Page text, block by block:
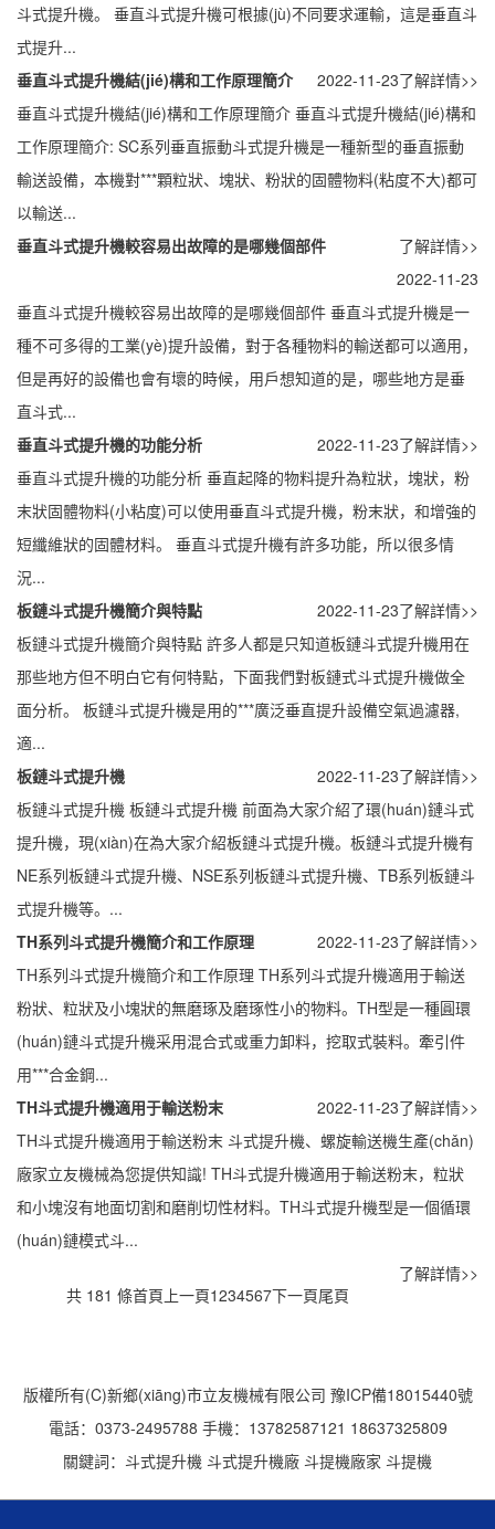
斗式提升機。 垂直斗式提升機可根據(jù)不同要求運輸，這是垂直斗
式提升...
了解詳情>>
垂直斗式提升機結(jié)構和工作原理簡介
2022-11-23
垂直斗式提升機結(jié)構和工作原理簡介 垂直斗式提升機結(jié)構和
工作原理簡介: SC系列垂直振動斗式提升機是一種新型的垂直振動
輸送設備，本機對***顆粒狀、塊狀、粉狀的固體物料(粘度不大)都可
以輸送...
了解詳情>>
垂直斗式提升機較容易出故障的是哪幾個部件
2022-11-23
垂直斗式提升機較容易出故障的是哪幾個部件 垂直斗式提升機是一
種不可多得的工業(yè)提升設備，對于各種物料的輸送都可以適用，
但是再好的設備也會有壞的時候，用戶想知道的是，哪些地方是垂
直斗式...
了解詳情>>
垂直斗式提升機的功能分析
2022-11-23
垂直斗式提升機的功能分析 垂直起降的物料提升為粒狀，塊狀，粉
末狀固體物料(小粘度)可以使用垂直斗式提升機，粉末狀，和增強的
短纖維狀的固體材料。 垂直斗式提升機有許多功能，所以很多情
況...
了解詳情>>
板鏈斗式提升機簡介與特點
2022-11-23
板鏈斗式提升機簡介與特點 許多人都是只知道板鏈斗式提升機用在
那些地方但不明白它有何特點，下面我們對板鏈式斗式提升機做全
面分析。 板鏈斗式提升機是用的***廣泛垂直提升設備空氣過濾器,
適...
了解詳情>>
板鏈斗式提升機
2022-11-23
板鏈斗式提升機 板鏈斗式提升機 前面為大家介紹了環(huán)鏈斗式
提升機，現(xiàn)在為大家介紹板鏈斗式提升機。板鏈斗式提升機有
NE系列板鏈斗式提升機、NSE系列板鏈斗式提升機、TB系列板鏈斗
式提升機等。...
了解詳情>>
TH系列斗式提升機簡介和工作原理
2022-11-23
TH系列斗式提升機簡介和工作原理 TH系列斗式提升機適用于輸送
粉狀、粒狀及小塊狀的無磨琢及磨琢性小的物料。TH型是一種圓環
(huán)鏈斗式提升機采用混合式或重力卸料，挖取式裝料。牽引件
用***合金鋼...
了解詳情>>
TH斗式提升機適用于輸送粉末
2022-11-23
TH斗式提升機適用于輸送粉末 斗式提升機、螺旋輸送機生產(chǎn)
廠家立友機械為您提供知識! TH斗式提升機適用于輸送粉末，粒狀
和小塊沒有地面切割和磨削切性材料。TH斗式提升機型是一個循環
(huán)鏈模式斗...
了解詳情>>
共 181 條首頁 上一頁1234567下一頁尾頁
版權所有(C)新鄉(xiāng)市立友機械有限公司 豫ICP備18015440號
電話：0373-2495788 手機：13782587121 18637325809
關鍵詞： 斗式提升機 斗式提升機廠 斗提機廠家 斗提機